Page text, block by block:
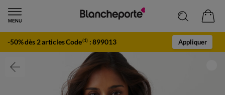
-50% dès 2 articles Code(1) :899013 Appliquer